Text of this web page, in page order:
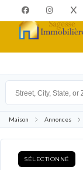
Maison Annonces
SÉLECTIONNÉ